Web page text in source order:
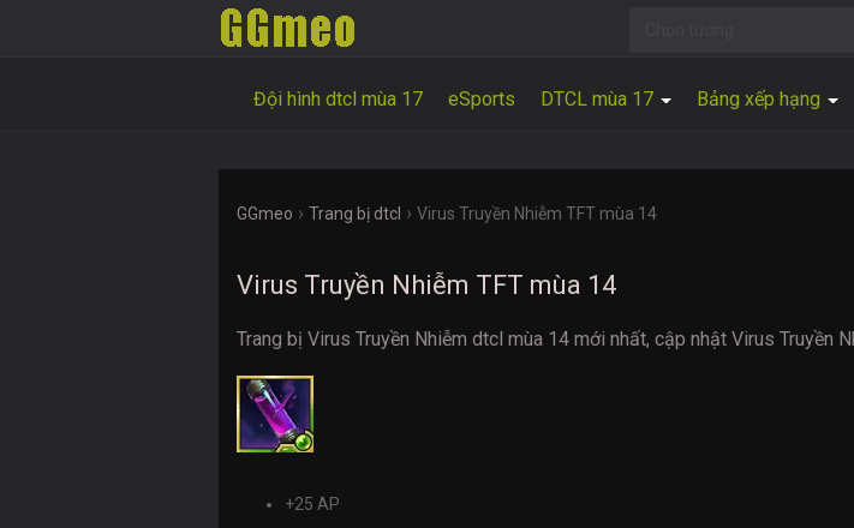
Đội hình dtcl mùa 17 eSports DTCL mùa 17 Bảng xếp hạng
GGmeo › Trang bị dtcl › Virus Truyền Nhiễm TFT mùa 14
Virus Truyền Nhiễm TFT mùa 14
Trang bị Virus Truyền Nhiễm dtcl mùa 14 mới nhất, cập nhật Virus
+25 AP